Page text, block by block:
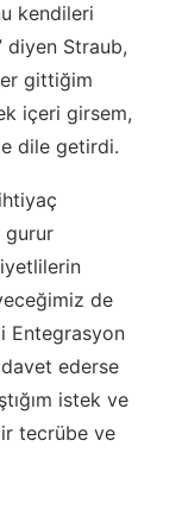
kendileri
diyen Straub,
gittiğim
içeri girsem,
dile getirdi.
gurur
de
Entegrasyon
ederse
istek ve
tecrübe ve